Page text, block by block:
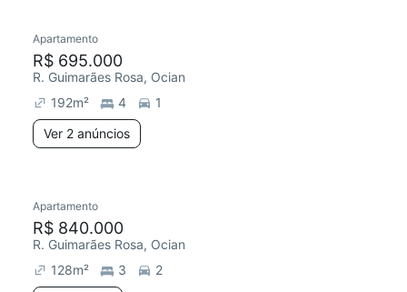
Apartamento
R$ 695.000
R. Guimarães Rosa, Ocian
192m² 4
1
Ver 2 anúncios
Apartamento
R$ 840.000
R. Guimarães Rosa, Ocian
128m² 3
2